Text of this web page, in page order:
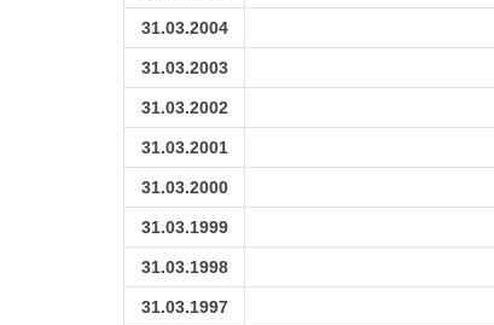
31.03.2004
31.03.2003
31.03.2002
31.03.2001
31.03.2000
31.03.1999
31.03.1998
31.03.1997